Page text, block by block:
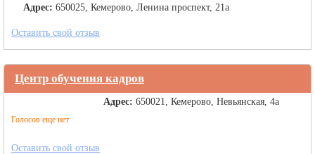
Адрес: 650025, Кемерово, Ленина проспект, 21а
Оставить свой отзыв
Центр обучения кадров
Голосов еще нет
Адрес: 650021, Кемерово, Невьянская, 4а
Оставить свой отзыв